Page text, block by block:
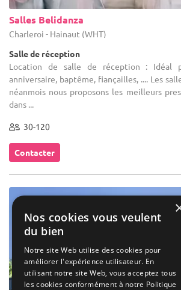
Salles Belidanza
Charleroi - Hainaut (WHT)
Salle de réception
Location de salle de réception : Idéal
anniversaire, baptême, fiançailles, .... Les
néanmois nous proposons les meilleurs
dans ...
30-120
Contacter
Nos cookies vous veulent
du bien
Notre site Web utilise des cookies pour
améliorer l'expérience utilisateur. En
utilisant notre site Web, vous acceptez tous
les cookies conformément à notre Politique